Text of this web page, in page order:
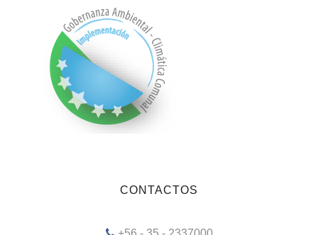
CONTACTOS